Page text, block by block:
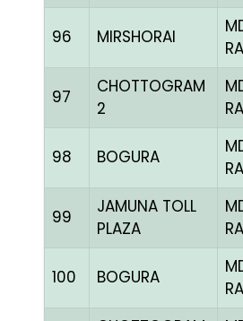
96 MIRSHORAI
97
CHOTTOGRAM
2
98 BOGURA
99
JAMUNA TOLL
PLAZA
100 BOGURA